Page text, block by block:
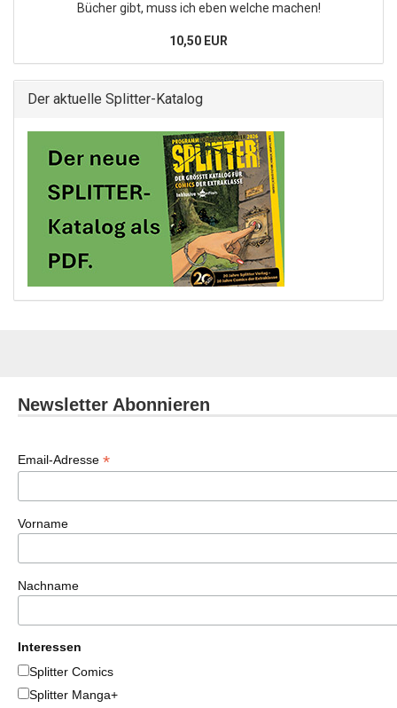
Bücher gibt, muss ich eben welche machen!
10,50 EUR
Der aktuelle Splitter-Katalog
Newsletter Abonnieren
Email-Adresse *
Vorname
Nachname
Interessen
Splitter Comics
Splitter Manga+